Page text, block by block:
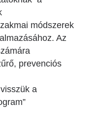
módszerek
Az
prevenciós
a